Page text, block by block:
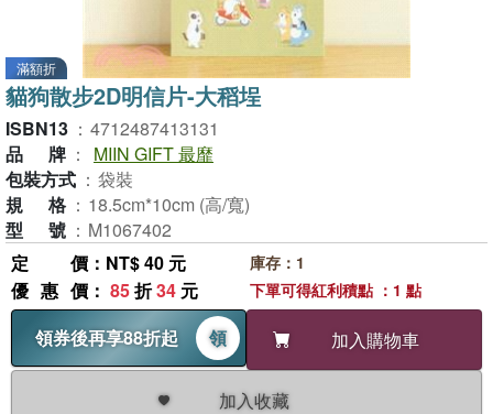
滿額折
貓狗散步2D明信片-大稻埕
ISBN13 ： 4712487413131
品牌 ：
MIIN GIFT 最靡
包裝方式 ： 袋裝
規格 ： 18.5cm*10cm (高/寬)
型號 ： M1067402
定價 ：NT$ 40 元
優惠價 ： 85折34 元
領券後再享88折起
領 加入購物車
加入收藏
庫存：1
下單可得紅利積點 ：1 點